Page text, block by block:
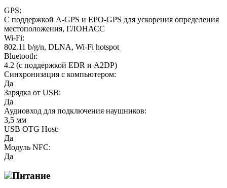
GPS:
С поддержкой A-GPS и EPO-GPS для ускорения определения
местоположения, ГЛОНАСС
Wi-Fi:
802.11 b/g/n, DLNA, Wi-Fi hotspot
Bluetooth:
4.2 (с поддержкой EDR и A2DP)
Синхронизация с компьютером:
Да
Зарядка от USB:
Да
Аудиовход для подключения наушников:
3,5 мм
USB OTG Host:
Да
Модуль NFC:
Да
Питание